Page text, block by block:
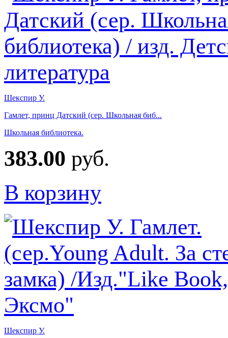
Шекспир У.
Гамлет, принц Датский (сер. Школьная биб...
Школьная библиотека.
383.00 руб.
В корзину
Шекспир У.